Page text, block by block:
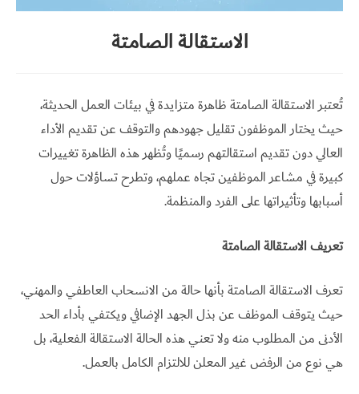
الاستقالة الصامتة
تُعتبر الاستقالة الصامتة ظاهرة متزايدة في بيئات العمل الحديثة،
حيث يختار الموظفون تقليل جهودهم والتوقف عن تقديم الأداء
العالي دون تقديم استقالتهم رسميًا وتُظهر هذه الظاهرة تغييرات
كبيرة في مشاعر الموظفين تجاه عملهم، وتطرح تساؤلات حول
أسبابها وتأثيراتها على الفرد والمنظمة.
تعريف الاستقالة الصامتة
تعرف الاستقالة الصامتة بأنها حالة من الانسحاب العاطفي والمهني،
حيث يتوقف الموظف عن بذل الجهد الإضافي ويكتفي بأداء الحد
الأدنى من المطلوب منه ولا تعني هذه الحالة الاستقالة الفعلية، بل
هي نوع من الرفض غير المعلن للالتزام الكامل بالعمل.